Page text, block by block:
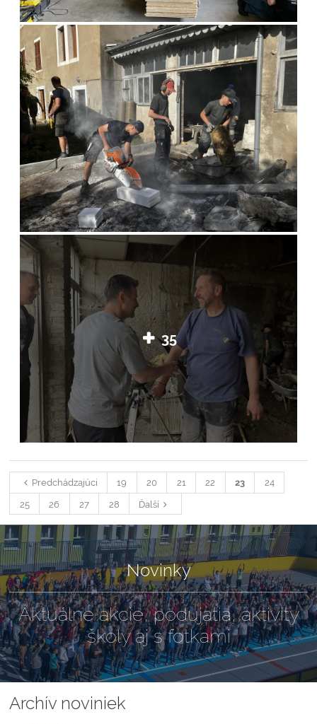
35
Predchádzajúci 19 20 21 22 23
24
25
26 27 28 Ďalší
Novinky
Aktuálne akcie, podujatia, aktivity
školy aj s fotkami
Archív noviniek